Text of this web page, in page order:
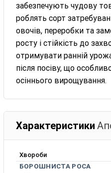
забезпечують чудову
роблять сорт
овочів, переробки та
росту і стійкість до
отримувати ранній
після посіву, що
осіннього вирощування.
Характеристики
Хвороби
БОРОШНИСТА РОСА